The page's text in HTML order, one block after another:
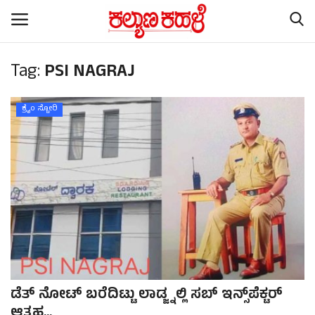
Home
Subscription
Contact
ರಾಷ್ಟ್ರೀಯ ಸುದ್ದಿ
ರಾಜ್ಯ ಸುದ್ದಿ
ಕಲೆ - ಸಾಹಿತ್ಯ
ಕ್ರೈಂ ಸ್ಟೋರಿ
Tag: PSI NAGRAJ
ಕ್ರೈಂ ಸ್ಟೋರಿ
ಡೆತ್ ನೋಟ್ ಬರೆದಿಟ್ಟು ಲಾಡ್ಜ್ನಲ್ಲಿ ಸಬ್ ಇನ್ಸ್‌ಪೆಕ್ಟರ್